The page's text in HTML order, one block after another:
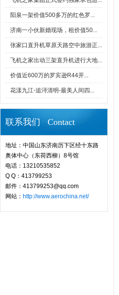
阳泉一架价值500多万的红色罗...
济南一小伙新婚现场，租价值50...
张家口直升机草原天路空中旅游正...
飞机之家出动三架直升机进行大地...
价值近600万的罗宾逊R44开...
花漾九江-追浔清明-最美人间四...
联系我们 Contact
地址：中国山东济南历下区经十东路
奥体中心（东荷西柳）8号馆
电话：13210535852
Q Q：413799253
邮件：413799253@qq.com
网站： http://www.aerochina.net/